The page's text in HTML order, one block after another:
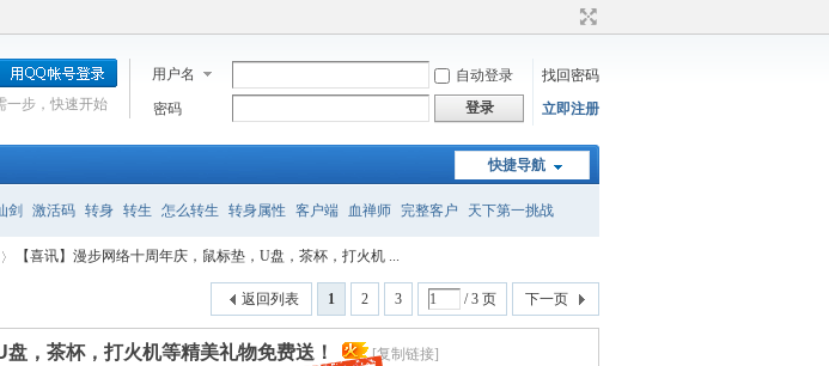
用户名 自动登录
找回密码
密码
登录 立即注册
一步，快速开始
快捷导航
剑 激活码 转身 转生 怎么转生 转身属性 客户端 血禅师 完整客户 天下第一挑战
激活 深渊 合区 充值 附魔石 蓝屏 道士召唤 转属性
【喜讯】漫步网络十周年庆，鼠标垫，U盘，茶杯，打火机 ...
1 2 3 / 3 页 下一页
返回列表
，茶杯，打火机等精美礼物免费送！ [复制链接]